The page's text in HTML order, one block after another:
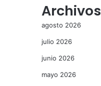
Archivos
agosto 2026
julio 2026
junio 2026
mayo 2026